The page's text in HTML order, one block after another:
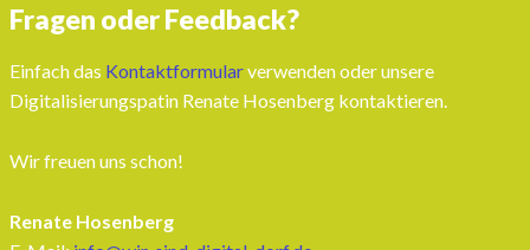
Fragen oder Feedback?
Einfach das Kontaktformularverwenden oder unsere
Digitalisierungspatin Renate Hosenberg kontaktieren.
Wir freuen uns schon!
Renate Hosenberg